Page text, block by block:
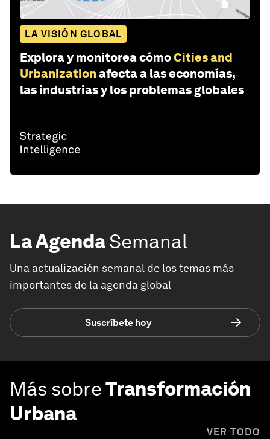
LA VISIÓN GLOBAL
Explora y monitorea cómoCities and
Urbanization afecta a las economías,
las industrias y los problemas globales
La AgendaSemanal
Una actualización semanal de los temas más
importantes de la agenda global
Suscríbete hoy
Más sobreTransformación
Urbana
VER TODO